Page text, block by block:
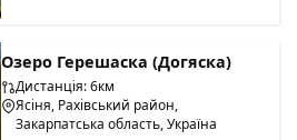
Озеро Герешаска (Догяска)
Дистанція: 6км
Ясіня, Рахівський район,
Закарпатська область, Україна